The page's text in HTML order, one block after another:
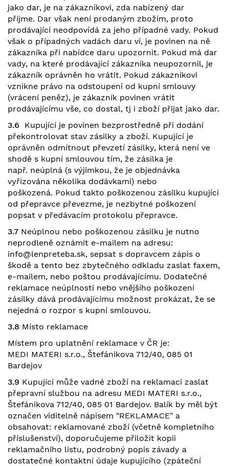
jako dar, je na zákazníkovi, zda nabízený dar
přijme. Dar však není prodaným zbožím, proto
prodávající neodpovídá za jeho případné vady. Pokud
však o případných vadách daru ví, je povinen na ně
zákazníka při nabídce daru upozornit. Pokud má dar
vady, na které prodávající zákazníka neupozornil, je
zákazník oprávněn ho vrátit. Pokud zákazníkovi
vznikne právo na odstoupení od kupní smlouvy
(vrácení peněz), je zákazník povinen vrátit
prodávajícímu vše, co dostal, tj i zboží přijat jako dar.
3.6 Kupující je povinen bezprostředně při dodání
překontrolovat stav zásilky a zboží. Kupující je
oprávněn odmítnout převzetí zásilky, která není ve
shodě s kupní smlouvou tím, že zásilka je
např. neúplná (s výjimkou, že je objednávka
vyřizována několika dodávkami) nebo
poškozená. Pokud takto poškozenou zásilku kupující
od přepravce převezme, je nezbytné poškození
popsat v předávacím protokolu přepravce.
3.7 Neúplnou nebo poškozenou zásilku je nutno
neprodleně oznámit e-mailem na adresu:
info@lenpreteba.sk, sepsat s dopravcem zápis o
škodě a tento bez zbytečného odkladu zaslat faxem,
e-mailem, nebo poštou prodávajícímu. Dodatečné
reklamace neúplnosti nebo vnějšího poškození
zásilky dává prodávajícímu možnost prokázat, že se
nejedná o rozpor s kupní smlouvou.
3.8 Místo reklamace
Místem pro uplatnění reklamace v ČR je:
MEDI MATERI s.r.o., Štefánikova 712/40, 085 01
Bardejov
3.9 Kupující může vadné zboží na reklamaci zaslat
přepravní službou na adresu MEDI MATERI s.r.o.,
Štefánikova 712/40, 085 01 Bardejov. Balík by měl být
označen viditelně nápisem "REKLAMACE" a
obsahovat: reklamované zboží (včetně kompletního
příslušenství), doporučujeme přiložit kopii
reklamačního listu, podrobný popis závady a
dostatečné kontaktní údaje kupujícího (zpáteční